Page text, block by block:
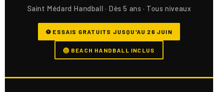
Saint Médard Handball · Dès 5 ans · Tous niveaux
⚽ ESSAIS GRATUITS JUSQU'AU 26 JUIN
🏐 BEACH HANDBALL INCLUS